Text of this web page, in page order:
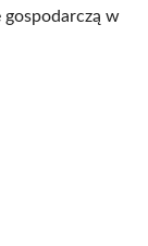
gospodarczą w